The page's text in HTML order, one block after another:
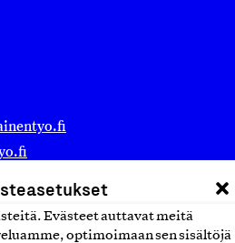
Evästeet auttavat meitä
optimoimaan sen sisältöjä